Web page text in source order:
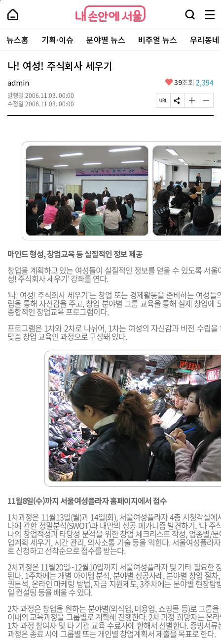
본
로
가
내
손
안
에
서
울
-
서
울
시
대
표
소
내
손
에
울
검
창
열
기
메
뉴
전
체
보
주
요
서
뉴스홈 기획·이슈 분야별 뉴스 비주얼 뉴스 우리동
나! 여성! 주식회사 세우기
admin
발행일 2006.11.03. 00:00
수정일 2006.11.03. 00:00
좋
요
39조회 2,394
페
이
L
복
사
S
N
하
기
글
자
게
경
하
기
글
자
게
변
경
하
기
마인드 형성, 창업교육 등 실질적인 정보 제공
창업을 계획하고 있는 여성들이 실질적인 정보를 얻을 수 있도록 서울
성! 주식회사 세우기’ 강좌를 연다.
‘나! 여성! 주식회사 세우기’는 창업 또는 경제활동을 준비하는 여성
립을 통해 자신감을 주고, 창업 분야별 그룹 교육을 통해 실제 창업에
종합적인 창업교육 프로그램이다.
프로그램은 1차와 2차로 나뉘어, 1차는 여성의 자신감과 비전 수립
맞춤 창업 교육인 과정으로 구성돼 있다.
11월8일(수)까지 서울여성플라자 홈페이지에서 접수
1차과정은 11월13일(월)과 14일(화), 서울여성플라자 4층 시청각실에
나에 관한 정밀분석(SWOT)과 내안의 성공 메카니즘 발견하기, ‘나 주
나의 창업적성과 타당성 분석을 위한 창업 체크리스트 작성, 업종별/
업계획 세우기, 시간 관리, 의사소통 기술 등을 익힌다. 서울여성플라
로 신청하고 선착순으로 접수를 받는다.
2차과정은 11월20일~12월10일까지 서울여성플라자 및 기타 필요한
된다. 1주차에는 개별 아이템 분석, 분야별 성공사례, 분야별 창업 절
권분석, 온라인 마케팅 방법, 자금 지원제도, 3주차에는 분야별 현장탐
일 컨설팅 등을 배울 수 있다.
2차 과정은 창업을 원하는 분야별(외식업, 미용업, 쇼핑몰 등)로 그룹
이내의 교육과정을 그룹별로 계획해 진행한다. 2차 과정 희망자는 온
1차 과정 참여자 및 타 기관 교육 수료자에 한해서 선별한다. 증빙서
과정은 종료 시에 그룹별 또는 개인별 창업계획서 제출을 목표로 한다.
페
상
단
로